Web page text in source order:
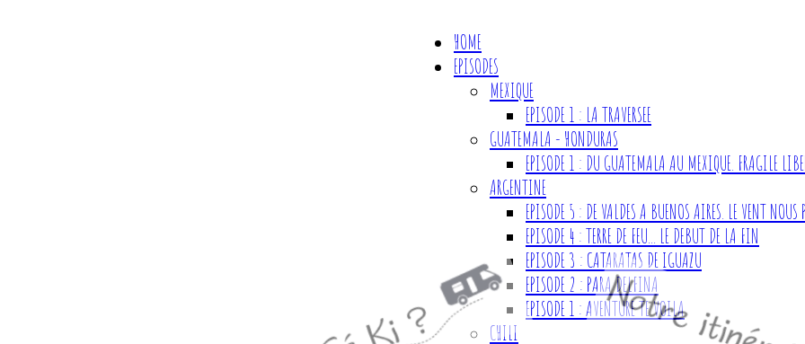
HOME
EPISODES
MEXIQUE
EPISODE 1 : LA TRAVERSEE
GUATEMALA - HONDURAS
EPISODE 1 : DU GUATEMALA AU MEXIQUE. FRAGILE
ARGENTINE
EPISODE 5 : DE VALDES A BUENOS AIRES. LE VENT NOUS
EPISODE 4 : TERRE DE FEU... LE DEBUT DE LA FIN
EPISODE 3 : CATARATAS DE IGUAZU
EPISODE 2 : PARA DELFINA
EPISODE 1 : AVENTURE TE VOILA
CHILI